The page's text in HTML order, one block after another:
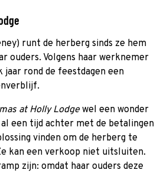
runt de herberg sinds ze hem
ouders. Volgens haar werknemer
rond de feestdagen een
at Holly Lodgewel een wonder
een tijd achter met de betalingen
vinden om de herberg te
kan een verkoop niet uitsluiten.
zijn: omdat haar ouders deze